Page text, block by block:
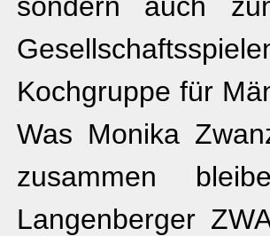
Kochgruppe für
Was Monika
zusammen
Langenberger